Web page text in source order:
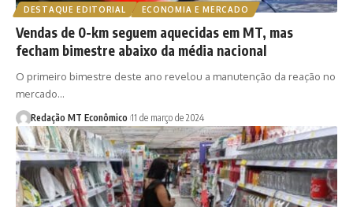
DESTAQUE EDITORIAL ECONOMIA E MERCADO
Vendas de 0-km seguem aquecidas em MT, mas
fecham bimestre abaixo da média nacional
O primeiro bimestre deste ano revelou a manutenção da reação no
mercado…
Redação MT Econômico 11 de março de 2024